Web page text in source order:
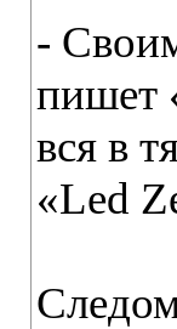
-
пишет
вся в
«Led